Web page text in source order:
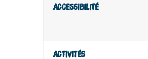
Accessibilité
Activités